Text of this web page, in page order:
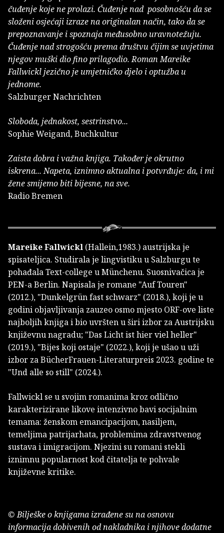
čuđenje koje ne prolazi. Čuđenje nad posobnošću da se
složeni osjećaji izraze na originalan način, tako da se
prepoznavanje i spoznaja međusobno uravnotežuju.
Čuđenje nad strogošću prema društvu čijim se uvjetima
njegov muški dio fino prilagodio. Roman Mareike
Fallwickl jezično je umjetničko djelo i optužba u
jednome.
Salzburger Nachrichten
Sloboda, jednakost, sestrinstvo...
Sophie Weigand, Buchkultur
Zaista dobra i važna knjiga. Također je okrutno
iskrena... Napeta, iznimno aktualna i potvrđuje: da, i mi
žene smijemo biti bijesne, na sve.
Radio Bremen
Mareike Fallwickl (Hallein,1983.) austrijska je
spisateljica. Studirala je lingvistiku u Salzburgu te
pohađala Text-college u Münchenu. Suosnivačica je
PEN-a Berlin. Napisala je romane "Auf Touren"
(2012.), "Dunkelgrün fast schwarz" (2018.), koji je u
godini objavljivanja zauzeo osmo mjesto ORF-ove liste
najboljih knjiga i bio uvršten u širi izbor za Austrijsku
književnu nagradu; "Das Licht ist hier viel heller"
(2019.), "Bijes koji ostaje" (2022.), koji je ušao u uži
izbor za BücherFrauen-Literaturpreis 2023. godine te
"Und alle so still" (2024.).
Fallwickl se u svojim romanima kroz odlično
karakterizirane likove intenzivno bavi socijalnim
temama: ženskom emancipacijom, nasiljem,
temeljima patrijarhata, problemima zdravstvenog
sustava i imigracijom. Njezini su romani stekli
iznimnu popularnost kod čitatelja te pohvale
književne kritike.
© Bilješke o knjigama izrađene su na osnovu
informacija dobivenih od nakladnika i njihove dodatne